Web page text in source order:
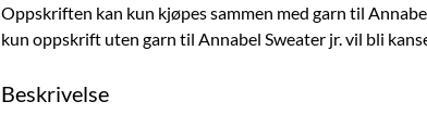
Oppskriften kan kun kjøpes sammen med garn til
kun oppskrift uten garn til Annabel Sweater jr. vil bli
Beskrivelse